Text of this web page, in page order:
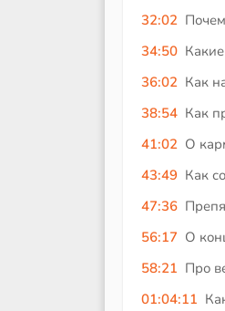
32:02
34:50
36:02 Как
38:54 Как
41:02 О
43:49 Как
47:36
56:17 О
58:21 Про
01:04:11